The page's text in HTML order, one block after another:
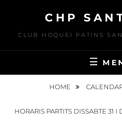
content
CHP
CLUB HOQUEI PATINS
HOME
HORARIS PARTITS DISSABTE 31